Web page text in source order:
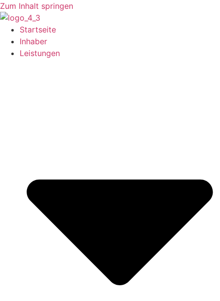
Zum Inhalt springen
Startseite
Inhaber
Leistungen